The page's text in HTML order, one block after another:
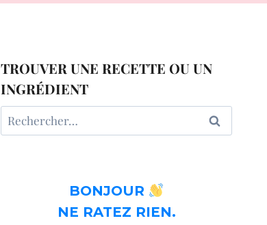
TROUVER UNE RECETTE OU UN
INGRÉDIENT
Rechercher :
BONJOUR
NE RATEZ RIEN.